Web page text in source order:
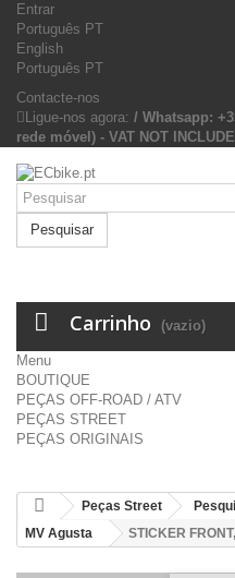
Entrar
Português PT
English
Português PT
Contacte-nos
Ligue-nos agora: / Whatsapp:
rede móvel) - VAT NOT
Pesquisar
Carrinho (vazio)
Menu
BOUTIQUE
PEÇAS OFF-ROAD / ATV
PEÇAS STREET
PEÇAS ORIGINAIS
Peças Street
MV Agusta
STICKER